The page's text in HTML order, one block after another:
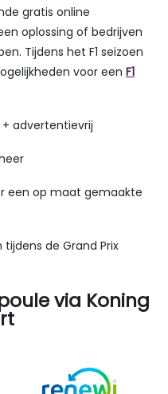
gratis online
oplossing of bedrijven
Tijdens het F1 seizoen
voor een F1
advertentievrij
een op maat gemaakte
de Grand Prix
via Koning